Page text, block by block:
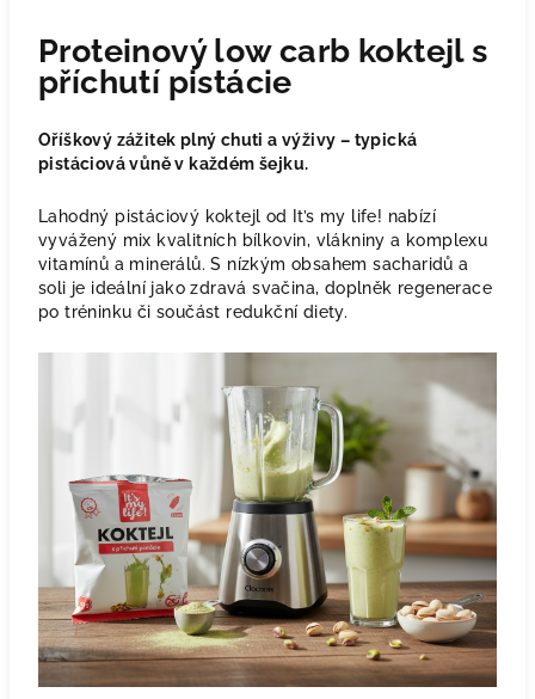
Proteinový low carb koktejl s
příchutí pistácie
Oříškový zážitek plný chuti a výživy – typická
pistáciová vůně v každém šejku.
Lahodný pistáciový koktejl od It’s my life! nabízí
vyvážený mix kvalitních bílkovin, vlákniny a komplexu
vitamínů a minerálů. S nízkým obsahem sacharidů a
soli je ideální jako zdravá svačina, doplněk regenerace
po tréninku či součást redukční diety.